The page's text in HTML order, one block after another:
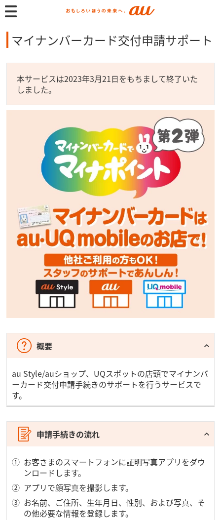
マイナンバーカード交付申請サポート
本サービスは2023年3月21日をもちまして終了いた
しました。
概要
au Style/auショップ、UQスポットの店頭でマイナンバ
ーカード交付申請手続きのサポートを行うサービスで
す。
申請手続きの流れ
お客さまのスマートフォンに証明写真アプリをダウ
ンロードします。
アプリで顔写真を撮影します。
お名前、ご住所、生年月日、性別、および写真、そ
の他必要な情報を登録します。